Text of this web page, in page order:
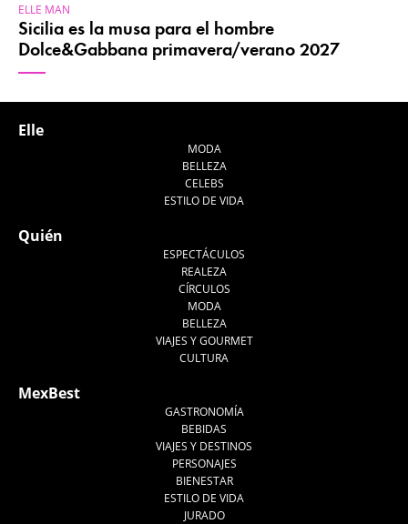
ELLE MAN
Sicilia es la musa para el hombre
Dolce&Gabbana primavera/verano 2027
Elle
MODA
BELLEZA
CELEBS
ESTILO DE VIDA
Quién
ESPECTÁCULOS
REALEZA
CÍRCULOS
MODA
BELLEZA
VIAJES Y GOURMET
CULTURA
MexBest
GASTRONOMÍA
BEBIDAS
VIAJES Y DESTINOS
PERSONAJES
BIENESTAR
ESTILO DE VIDA
JURADO